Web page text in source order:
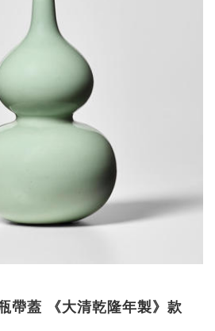
帶蓋 《大清乾隆年製》款